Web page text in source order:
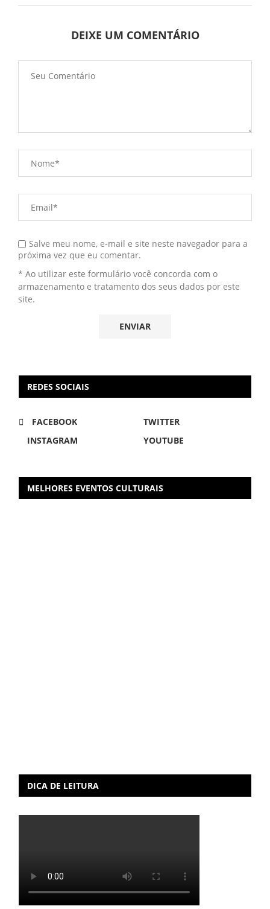
DEIXE UM COMENTÁRIO
Salve meu nome, e-mail e site neste navegador para a
próxima vez que eu comentar.
* Ao utilizar este formulário você concorda com o
armazenamento e tratamento dos seus dados por este
site.
REDES SOCIAIS
FACEBOOK
TWITTER
INSTAGRAM
YOUTUBE
MELHORES EVENTOS CULTURAIS
DICA DE LEITURA